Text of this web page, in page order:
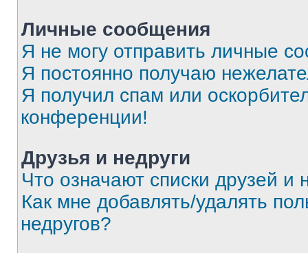
Личные сообщения
Я не могу отправить личные
Я постоянно получаю
Я получил спам или
конференции!
Друзья и недруги
Что означают списки друзей и
Как мне добавлять/удалять
недругов?